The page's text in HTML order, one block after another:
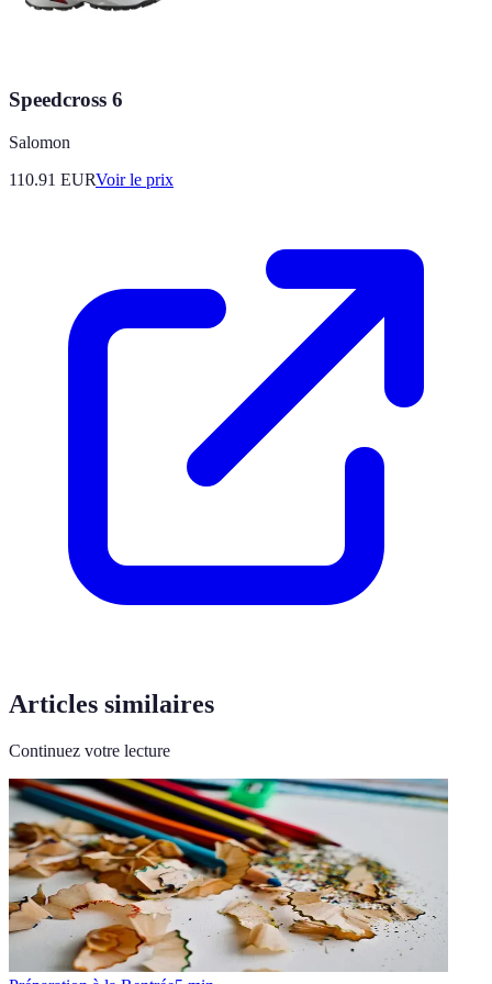
Speedcross 6
Salomon
110.91 EURVoir le prix
Articles similaires
Continuez votre lecture